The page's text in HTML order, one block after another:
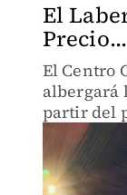
El
Precio...
El Centro
albergará
partir del